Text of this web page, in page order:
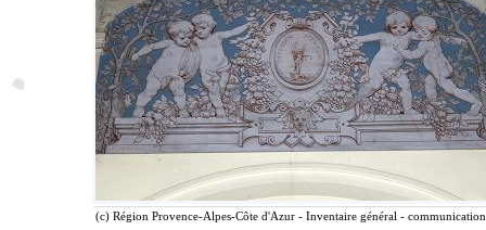
(c) Région Provence-Alpes-Côte d'Azur - Inventaire général -